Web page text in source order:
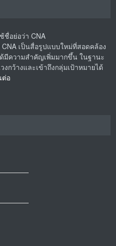
ชื่อย่อว่า CNA
เป็นสื่อรูปแบบใหม่ที่สอดคล้อง
มีความสำคัญเพิ่มมากขึ้น ในฐานะ
กว้างและเข้าถึงกลุ่มเป้าหมายได้
ต่อ